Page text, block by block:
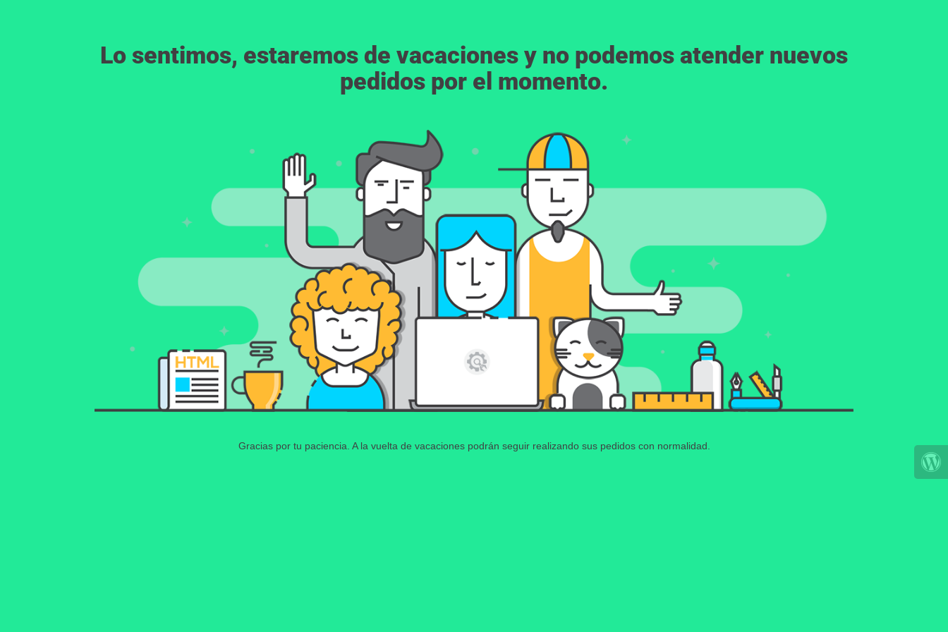
Lo sentimos, estaremos de vacaciones y no podemos atender nuevos
pedidos por el momento.
Gracias por tu paciencia. A la vuelta de vacaciones podrán seguir realizando sus pedidos con normalidad.